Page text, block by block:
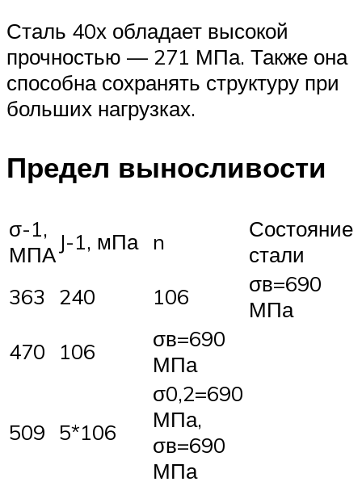
Сталь 40х обладает высокой
прочностью — 271 МПа. Также она
способна сохранять структуру при
больших нагрузках.
Предел выносливости
σ-1,
МПА J-1, мПа n
Состояние
стали
363
240 106
σв=690
МПа
470
106
σв=690
МПа
509 5*106
σ0,2=690
МПа,
σв=690
МПа